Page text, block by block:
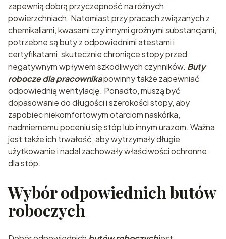
zapewnią dobrą przyczepność na różnych
powierzchniach. Natomiast przy pracach związanych z
chemikaliami, kwasami czy innymi groźnymi substancjami,
potrzebne są buty z odpowiednimi atestami i
certyfikatami, skutecznie chroniące stopy przed
negatywnym wpływem szkodliwych czynników. Buty
robocze dla pracownikapowinny także zapewniać
odpowiednią wentylację. Ponadto, muszą być
dopasowanie do długości i szerokości stopy, aby
zapobiec niekomfortowym otarciom naskórka,
nadmiernemu poceniu się stóp lub innym urazom. Ważna
jest także ich trwałość, aby wytrzymały długie
użytkowanie i nadal zachowały właściwości ochronne
dla stóp.
Wybór odpowiednich butów
roboczych